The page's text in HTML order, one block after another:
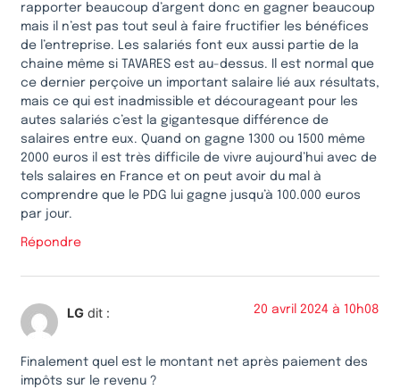
rapporter beaucoup d’argent donc en gagner beaucoup
mais il n’est pas tout seul à faire fructifier les bénéfices
de l’entreprise. Les salariés font eux aussi partie de la
chaine même si TAVARES est au-dessus. Il est normal que
ce dernier perçoive un important salaire lié aux résultats,
mais ce qui est inadmissible et décourageant pour les
autes salariés c’est la gigantesque différence de
salaires entre eux. Quand on gagne 1300 ou 1500 même
2000 euros il est très difficile de vivre aujourd’hui avec de
tels salaires en France et on peut avoir du mal à
comprendre que le PDG lui gagne jusqu’à 100.000 euros
par jour.
Répondre
LG dit : 20 avril 2024 à 10h08
Finalement quel est le montant net après paiement des
impôts sur le revenu ?